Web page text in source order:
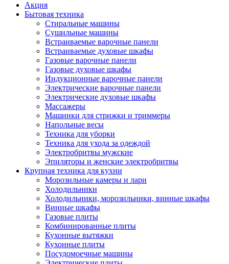
Акция
Бытовая техника
Стиральные машины
Сушильные машины
Встраиваемые варочные панели
Встраиваемые духовые шкафы
Газовые варочные панели
Газовые духовые шкафы
Индукционные варочные панели
Электрические варочные панели
Электрические духовые шкафы
Массажеры
Машинки для стрижки и триммеры
Напольные весы
Техника для уборки
Техника для ухода за одеждой
Электробритвы мужские
Эпиляторы и женские электробритвы
Крупная техника для кухни
Морозильные камеры и лари
Холодильники
Холодильники, морозильники, винные шкафы
Винные шкафы
Газовые плиты
Комбинированные плиты
Кухонные вытяжки
Кухонные плиты
Посудомоечные машины